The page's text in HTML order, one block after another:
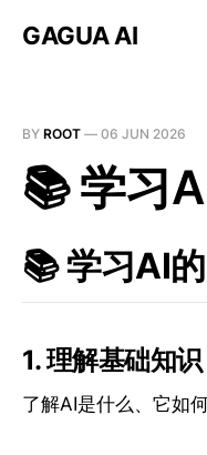
GAGUA AI
BY ROOT — 06 JUN 2026
📚 学习
📚 学习AI
1. 理解基础知识
了解AI是什么、它如